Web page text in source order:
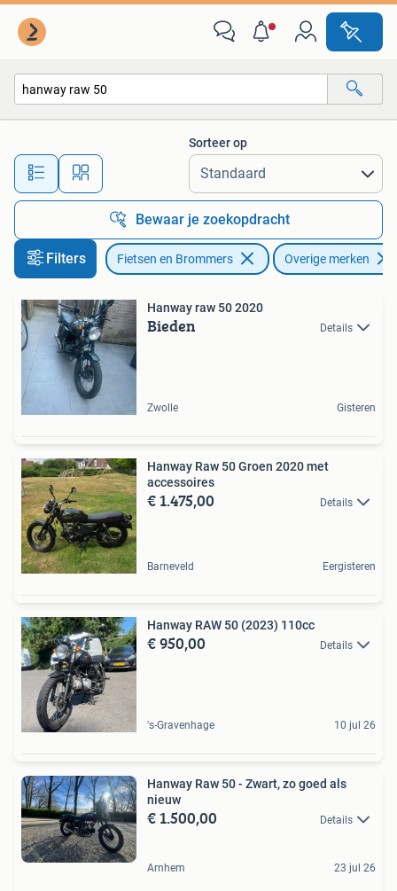
Alle afstanden…
Sorteer op
Bewaar je zoekopdracht
Filters Fietsen en Brommers Overige merken
Hanway raw 50 2020
Bieden Details
Zwolle Gisteren
Hanway Raw 50 Groen 2020 met
accessoires
€ 1.475,00 Details
Barneveld Eergisteren
Hanway RAW 50 (2023) 110cc
€ 950,00 Details
's-Gravenhage 10 jul 26
Hanway Raw 50 - Zwart, zo goed als
nieuw
€ 1.500,00 Details
Arnhem 23 jul 26